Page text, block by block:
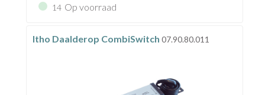
14 Op voorraad
Itho Daalderop CombiSwitch 07.90.80.011